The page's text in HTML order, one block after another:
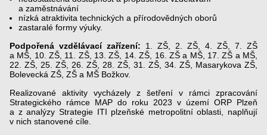
a zaměstnávání
nízká atraktivita technických a přírodovědných oborů
zastaralé formy výuky.
Podpořená vzdělávací zařízení: 1. ZŠ, 2. ZŠ, 4. ZŠ, 7. ZŠ
a MŠ, 10. ZŠ, 11. ZŠ, 13. ZŠ, 14. ZŠ, 16. ZŠ a MŠ, 17. ZŠ a MŠ,
22. ZŠ, 25. ZŠ, 26. ZŠ, 28. ZŠ, 31. ZŠ, 34. ZŠ, Masarykova ZŠ,
Bolevecká ZŠ, ZŠ a MŠ Božkov.
Realizované aktivity vycházely z šetření v rámci zpracování
Strategického rámce MAP do roku 2023 v území ORP Plzeň
a z analýzy Strategie ITI plzeňské metropolitní oblasti, naplňují
v nich stanovené cíle.